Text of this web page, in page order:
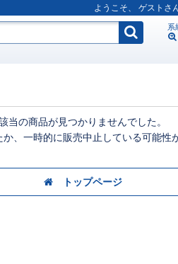
ようこそ、 ゲスト
系
当の商品が見つかりませんでした。
、一時的に販売中止している可能性
トップページ